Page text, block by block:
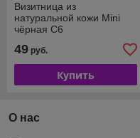
Визитница из
натуральной кожи Mini
чёрная С6
49 руб.
Купить
О нас